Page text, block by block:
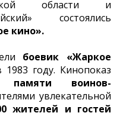
области и
состоялись
кино».
боевик «Жаркое
году. Кинопоказ
воинов-
увлекательной
жителей и гостей